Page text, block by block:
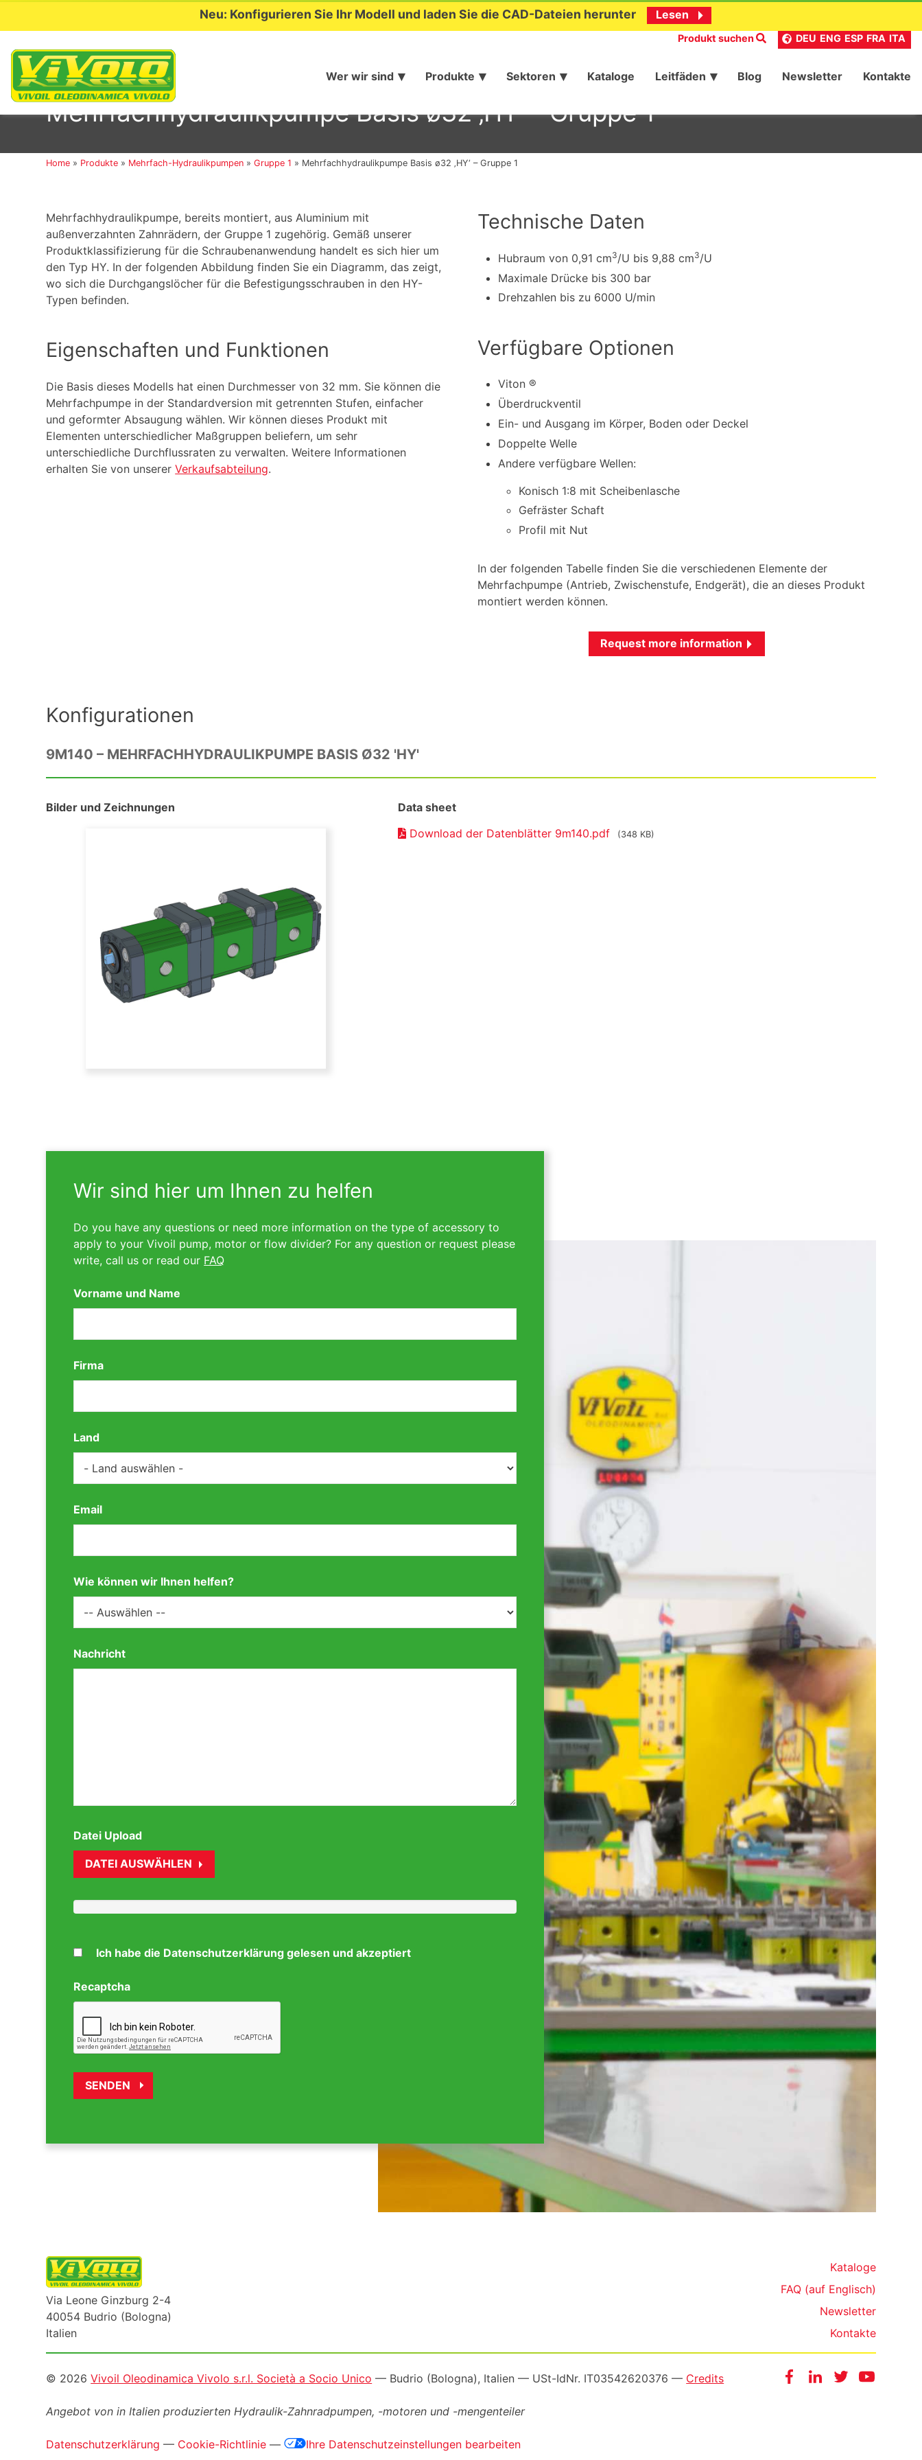
Skip
content
Neu: Konfigurieren Sie Ihr Modell und laden Sie die CAD-Dateien herunter Lesen
Produkt suchen DEU ENG ESP FRA ITA
Wer wir sind Produkte Sektoren Kataloge Leitfäden Blog Newsletter Kontakte
Mehrfachhydraulikpumpe Basis ø32 ‚HY‘ – Gruppe 1
Home » Produkte » Mehrfach-Hydraulikpumpen »Gruppe 1 » Mehrfachhydraulikpumpe Basis ø32 ‚HY‘ – Gruppe 1
Mehrfachhydraulikpumpe, bereits montiert, aus Aluminium mit
außenverzahnten Zahnrädern, der Gruppe 1 zugehörig. Gemäß unserer
Produktklassifizierung für die Schraubenanwendung handelt es sich hier um
den Typ HY. In der folgenden Abbildung finden Sie ein Diagramm, das zeigt,
wo sich die Durchgangslöcher für die Befestigungsschrauben in den HY-
Typen befinden.
Eigenschaften und Funktionen
Die Basis dieses Modells hat einen Durchmesser von 32 mm. Sie können die
Mehrfachpumpe in der Standardversion mit getrennten Stufen, einfacher
und geformter Absaugung wählen. Wir können dieses Produkt mit
Elementen unterschiedlicher Maßgruppen beliefern, um sehr
unterschiedliche Durchflussraten zu verwalten. Weitere Informationen
erhalten Sie von unsererVerkaufsabteilung.
Technische Daten
Hubraum von 0,91 cm3/U bis 9,88 cm3/U
Maximale Drücke bis 300 bar
Drehzahlen bis zu 6000 U/min
Verfügbare Optionen
Viton ®
Überdruckventil
Ein- und Ausgang im Körper, Boden oder Deckel
Doppelte Welle
Andere verfügbare Wellen:
Konisch 1:8 mit Scheibenlasche
Gefräster Schaft
Profil mit Nut
In der folgenden Tabelle finden Sie die verschiedenen Elemente der
Mehrfachpumpe (Antrieb, Zwischenstufe, Endgerät), die an dieses Produkt
montiert werden können.
Request more information
Konfigurationen
9M140 – MEHRFACHHYDRAULIKPUMPE BASIS Ø32 'HY'
Bilder und Zeichnungen
Data sheet
Download der Datenblätter 9m140.pdf
(348 KB)
Wir sind hier um Ihnen zu helfen
Do you have any questions or need more information on the type of accessory to
apply to your Vivoil pump, motor or flow divider? For any question or request please
write, call us or read our FAQ
Vorname und Name
Firma
Land
Email
Wie können wir Ihnen helfen?
Nachricht
Datei Upload
DATEI AUSWÄHLEN
Ich habe die Datenschutzerklärung gelesen und akzeptiert
Recaptcha
Via Leone Ginzburg 2-4
40054 Budrio (Bologna)
Italien
Kataloge
FAQ (auf Englisch)
Newsletter
Kontakte
FacebookInstagram
Twitter
Informazioni
legali
© 2026Vivoil Oleodinamica Vivolo s.r.l. Società a Socio Unico — Budrio (Bologna), Italien — USt-IdNr. IT03542620376 — Credits
Angebot von in Italien produzierten Hydraulik-Zahnradpumpen, -motoren und -mengenteiler
Datenschutzerklärung — Cookie-Richtlinie — Ihre Datenschutzeinstellungen bearbeiten